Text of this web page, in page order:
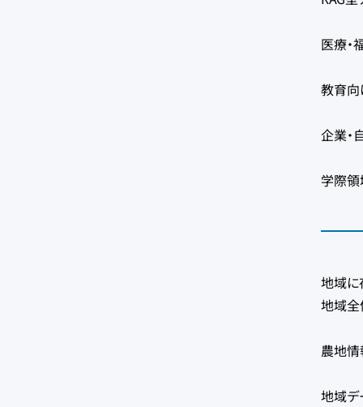
医療・
教育向
企業・
学際
地域に
地域全
農地情
地域デ